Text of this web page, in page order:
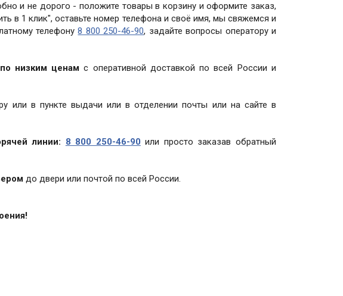
и не дорого - положите товары в корзину и оформите заказ,
в 1 клик", оставьте номер телефона и своё имя, мы свяжемся и
телефону8 800 250-46-90, задайте вопросы оператору и
низким ценам с оперативной доставкой по всей России и
или в пункте выдачи или в отделении почты или на сайте в
линии: 8 800 250-46-90 или просто заказав обратный
до двери или почтой по всей России.